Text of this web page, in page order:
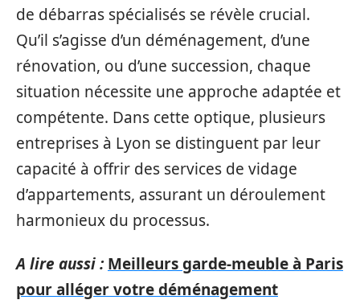
de débarras spécialisés se révèle crucial.
Qu’il s’agisse d’un déménagement, d’une
rénovation, ou d’une succession, chaque
situation nécessite une approche adaptée et
compétente. Dans cette optique, plusieurs
entreprises à Lyon se distinguent par leur
capacité à offrir des services de vidage
d’appartements, assurant un déroulement
harmonieux du processus.
A lire aussi : Meilleurs garde-meuble à Paris
pour alléger votre déménagement